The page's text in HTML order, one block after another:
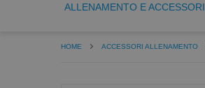
ALLENAMENTO E ACCESSORI
HOME ACCESSORI ALLENAMENTO